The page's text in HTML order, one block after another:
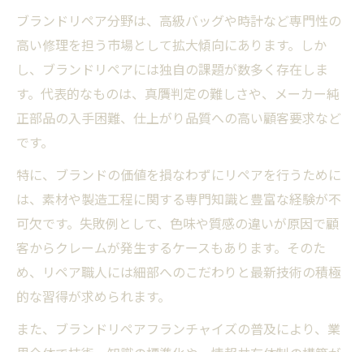
ブランドリペア分野は、高級バッグや時計など専門性の
高い修理を担う市場として拡大傾向にあります。しか
し、ブランドリペアには独自の課題が数多く存在しま
す。代表的なものは、真贋判定の難しさや、メーカー純
正部品の入手困難、仕上がり品質への高い顧客要求など
です。
特に、ブランドの価値を損なわずにリペアを行うために
は、素材や製造工程に関する専門知識と豊富な経験が不
可欠です。失敗例として、色味や質感の違いが原因で顧
客からクレームが発生するケースもあります。そのた
め、リペア職人には細部へのこだわりと最新技術の積極
的な習得が求められます。
また、ブランドリペアフランチャイズの普及により、業